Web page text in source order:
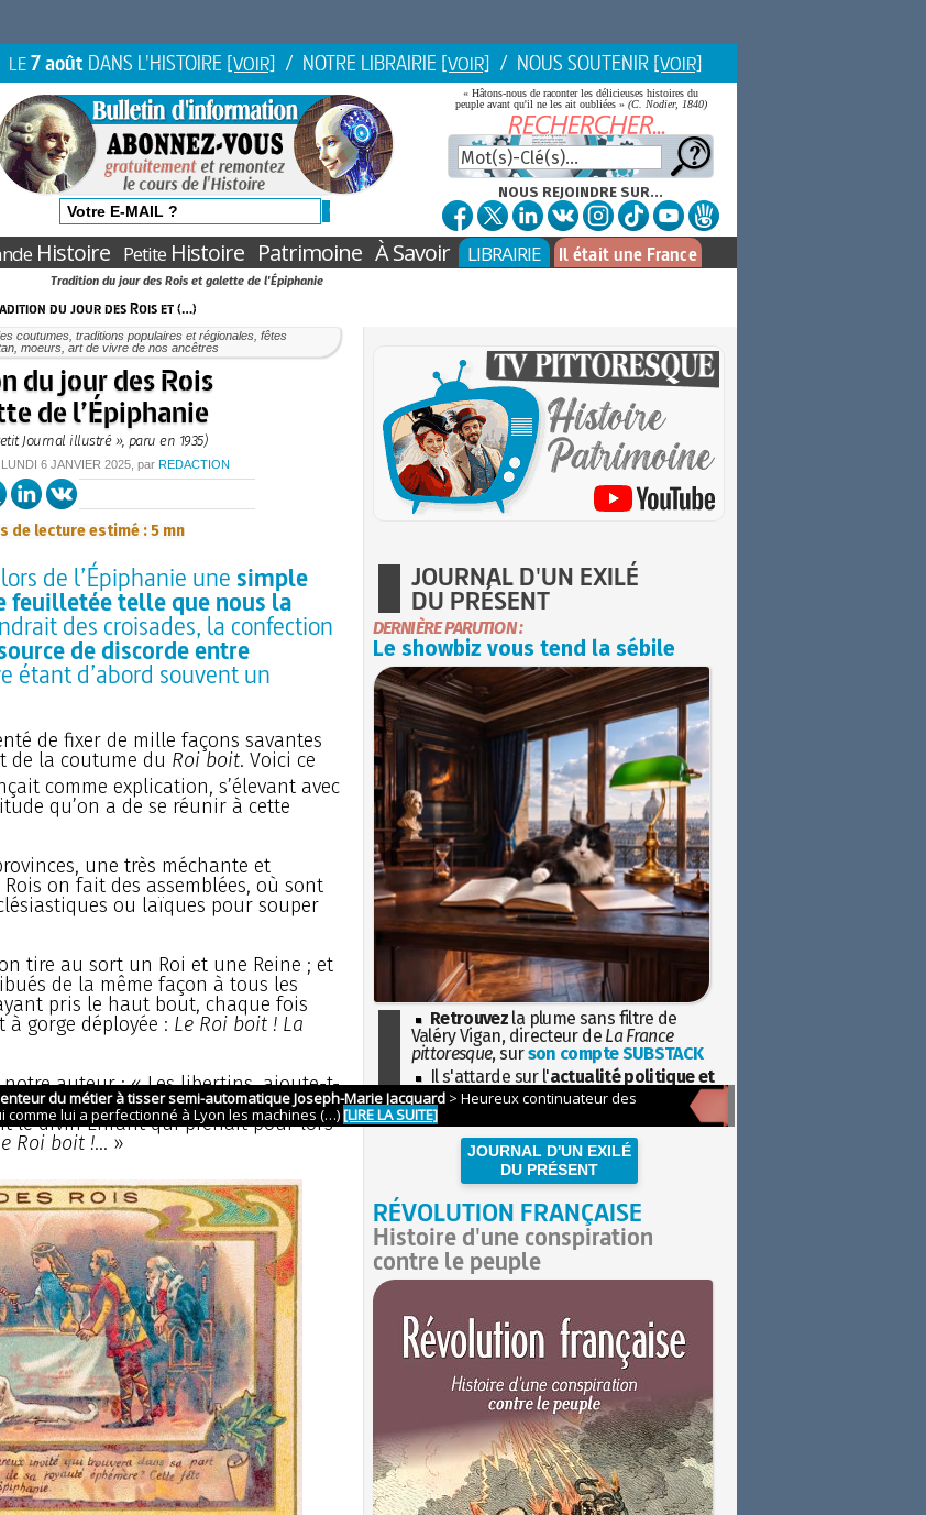
LE7 août DANS L'HISTOIRE [VOIR] / NOTRE LIBRAIRIE [VOIR] / NOUS SOUTENIR [VOIR]
« Hâtons-nous de raconter les délicieuses histoires du
peuple avant qu'il ne les ait oubliées » (C. Nodier, 1840)
NOUS REJOINDRE SUR...
Histoire PetiteHistoire Patrimoine À Savoir LIBRAIRIE Il était une France
Tradition du jour des Rois et galette de l'Épiphanie
du jour des Rois et (…)
coutumes, traditions populaires et régionales, fêtes
moeurs, art de vivre de nos ancêtres
du jour des Rois
de l’Épiphanie
Journal illustré », paru en 1935)
LUNDI 6 JANVIER 2025, par REDACTION
de lecture estimé : 5 mn
de l’Épiphanie unesimple
feuilletée telle que nous la
des croisades, la confection
de discorde entre
étant d’abord souvent un
de fixer de mille façons savantes
de la coutume du Roi boit. Voici ce
comme explication, s’élevant avec
qu’on a de se réunir à cette
une très méchante et
on fait des assemblées, où sont
ou laïques pour souper
tire au sort un Roi et une Reine ; et
de la même façon à tous les
pris le haut bout, chaque fois
gorge déployée : Le Roi boit ! La
auteur : « Les libertins, ajoute-t-
de cette bouffonnerie, que les
le divin Enfant qui prenait pour lors
Roi boit !... »
JOURNAL D'UN EXILÉ
DU PRÉSENT
DERNIÈRE PARUTION :
Le showbiz vous tend la sébile
Retrouvez la plume sans filtre de
Valéry Vigan, directeur de La France
pittoresque, surson compte SUBSTACK
Il s'attarde sur l'actualité politique et
sociétaleavec la hauteur de vue de
l'Histoire
JOURNAL D'UN EXILÉ
DU PRÉSENT
RÉVOLUTION FRANÇAISE
Histoire d'une conspiration
contre le peuple